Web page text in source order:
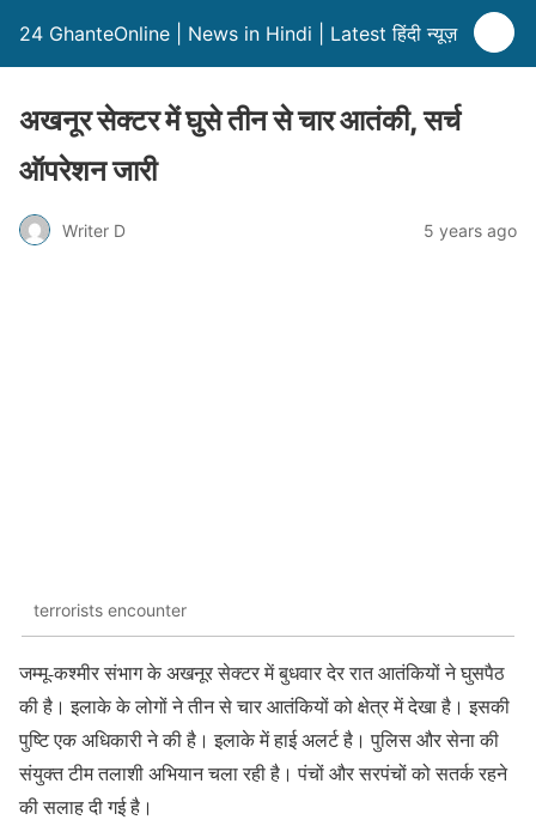
24 GhanteOnline | News in Hindi | Latest हिंदी न्यूज़
अखनूर सेक्टर में घुसे तीन से चार आतंकी, सर्च
ऑपरेशन जारी
Writer D 5 years ago
terrorists encounter
जम्मू-कश्मीर संभाग के अखनूर सेक्टर में बुधवार देर रात आतंकियों ने घुसपैठ
की है। इलाके के लोगों ने तीन से चार आतंकियों को क्षेत्र में देखा है। इसकी
पुष्टि एक अधिकारी ने की है। इलाके में हाई अलर्ट है। पुलिस और सेना की
संयुक्त टीम तलाशी अभियान चला रही है। पंचों और सरपंचों को सतर्क रहने
की सलाह दी गई है।